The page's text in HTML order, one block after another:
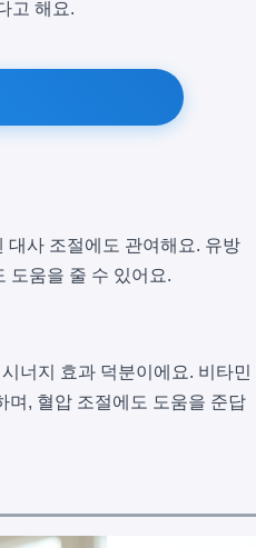
고 해요.
대사 조절에도 관여해요. 유방
도움을 줄 수 있어요.
너지 효과 덕분이에요. 비타민
며, 혈압 조절에도 도움을 준답